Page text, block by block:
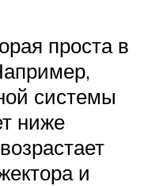
проста в
системы
ниже
и